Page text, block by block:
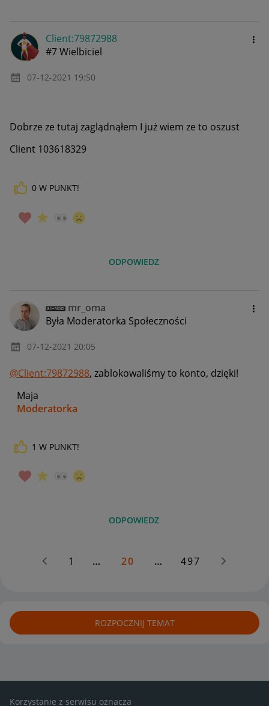
Client:79872988
#7 Wielbiciel
‎07-12-2021 19:50
Dobrze ze tutaj zaglądnąłem I już wiem ze to oszust
Client 103618329
0 W PUNKT!
ODPOWIEDZ
mr_oma
Była Moderatorka Społeczności
‎07-12-2021 20:05
@Client:79872988, zablokowaliśmy to konto, dzięki!
Maja
Moderatorka
_____________
1 W PUNKT!
ODPOWIEDZ
1 … 20 … 497
ROZPOCZNIJ TEMAT
Korzystanie z serwisu oznacza